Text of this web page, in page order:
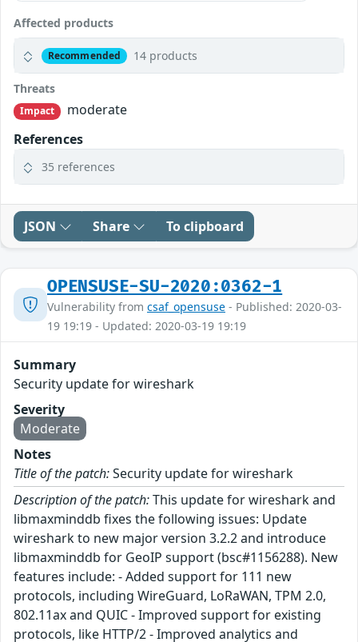
Affected products
Recommended 14 products
Threats
Impact
moderate
References
35 references
JSON Share To clipboard
OPENSUSE-SU-2020:0362-1
Vulnerability from csaf_opensuse - Published: 2020-03-
19 19:19 - Updated: 2020-03-19 19:19
Summary
Security update for wireshark
Severity
Moderate
Notes
Title of the patch:Security update for wireshark
Description of the patch:This update for wireshark and
libmaxminddb fixes the following issues: Update
wireshark to new major version 3.2.2 and introduce
libmaxminddb for GeoIP support (bsc#1156288). New
features include: - Added support for 111 new
protocols, including WireGuard, LoRaWAN, TPM 2.0,
802.11ax and QUIC - Improved support for existing
protocols, like HTTP/2 - Improved analytics and